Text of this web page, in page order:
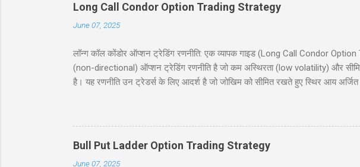
Long Call Condor Option Trading Strategy
June 07, 2025
लॉन्ग कॉल कोंडोर ऑप्शन ट्रेडिंग रणनीति: एक व्यापक गाइड (Long Call Condor
(non-directional) ऑप्शन ट्रेडिंग रणनीति है जो कम अस्थिरता (low volatility) और
है। यह रणनीति उन ट्रेडर्स के लिए आदर्श है जो जोखिम को सीमित रखते हुए स्थिर आय
देगी, जिसमें निफ्टी 50 इंडेक्स (Nifty 50 Index) का उदाहरण, रणनीति के चार परिदृश्य
(risk and reward), और बहुत कुछ शामिल है। चाहे आप नौसिखिया हों या अनुभवी ट्रेडर,
Bull Put Ladder Option Trading Strategy
June 07, 2025